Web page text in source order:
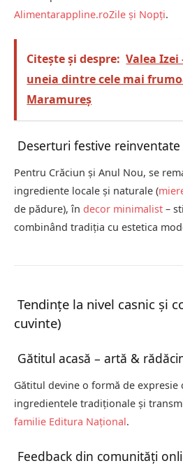
Alimentarappline.roZile și Nopți.
Citește și despre: Valea
uneia dintre cele mai
Maramureș
Deserturi festive reinventate
Pentru Crăciun și Anul Nou, se
ingrediente locale și naturale (
de pădure), în decor minimalist –
combinând tradiția cu estetica
Tendințe la nivel casnic și
cuvinte)
Gătitul acasă – artă &
Gătitul devine o formă de expresie
ingredientele tradiționale și
familie Editura Național.
Feedback din comunități